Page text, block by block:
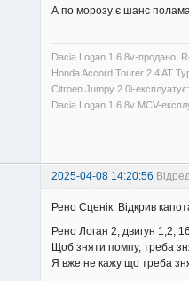
А по морозу є шанс
Dacia Logan 1.6 8v-продано.
Honda Accord Tourer 2.4 AT
Citroen Jumpy 2.0i-
Dacia Logan 1.6 8v MCV-
2025-04-08 14:20:56
Рено Сценік. Відкрив
Рено Логан 2, двигун 1,2,
Щоб зняти помпу, треба
Я вже не кажу що треба